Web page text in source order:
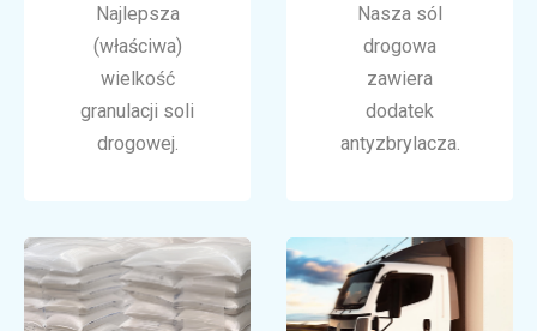
Najlepsza
(właściwa)
wielkość
granulacji soli
drogowej.
Nasza sól
drogowa
zawiera
dodatek
antyzbrylacza.